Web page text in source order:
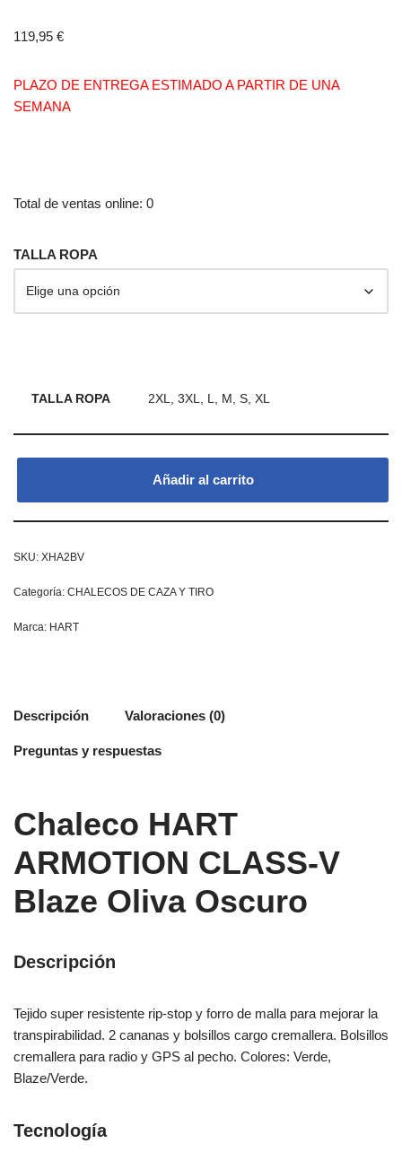
119,95 €
PLAZO DE ENTREGA ESTIMADO A PARTIR DE UNA
SEMANA
Total de ventas online: 0
TALLA ROPA
TALLA ROPA 2XL, 3XL, L, M, S, XL
Añadir al carrito
SKU: XHA2BV
Categoría: CHALECOS DE CAZA Y TIRO
Marca: HART
Descripción Valoraciones (0)
Preguntas y respuestas
Chaleco HART
ARMOTION CLASS-V
Blaze Oliva Oscuro
Descripción
Tejido super resistente rip-stop y forro de malla para mejorar la
transpirabilidad. 2 cananas y bolsillos cargo cremallera. Bolsillos
cremallera para radio y GPS al pecho. Colores: Verde,
Blaze/Verde.
Tecnología